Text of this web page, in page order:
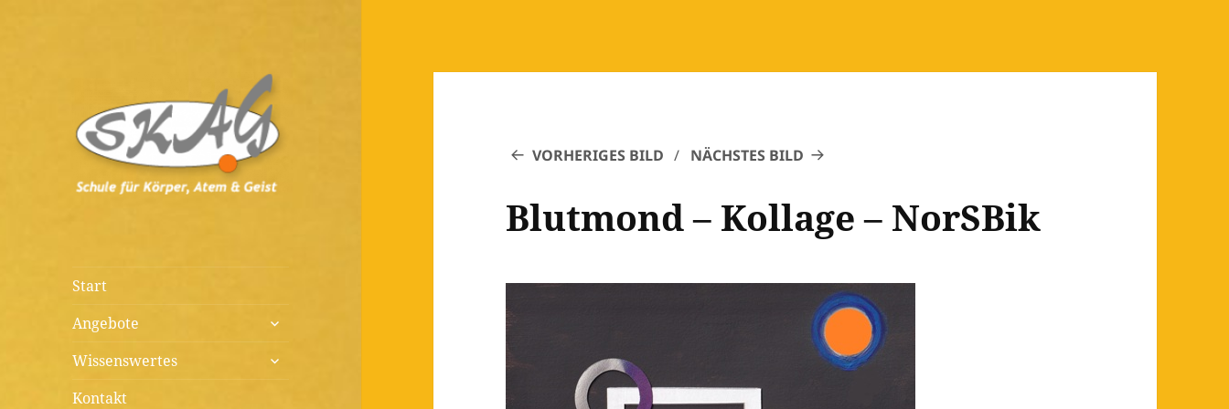
Geist
Start
Angebote
untermenü
Wissenswertes
untermenü
Kontakt
VORHERIGES BILD NÄCHSTES BILD
Blutmond – Kollage – NorSBik